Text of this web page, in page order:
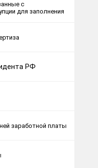
с
для заполнения
РФ
заработной платы